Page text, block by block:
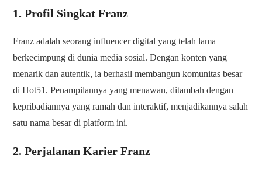
1. Profil Singkat Franz
Franzadalah seorang influencer digital yang telah lama
berkecimpung di dunia media sosial. Dengan konten yang
menarik dan autentik, ia berhasil membangun komunitas besar
di Hot51. Penampilannya yang menawan, ditambah dengan
kepribadiannya yang ramah dan interaktif, menjadikannya salah
satu nama besar di platform ini.
2. Perjalanan Karier Franz